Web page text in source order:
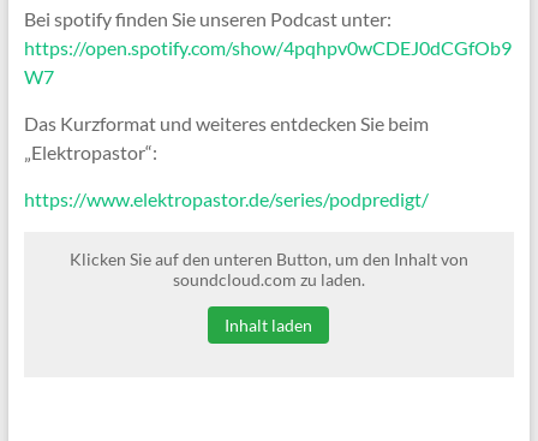
Bei spotify finden Sie unseren Podcast unter:
https://open.spotify.com/show/4pqhpv0wCDEJ0dCGfOb9
W7
Das Kurzformat und weiteres entdecken Sie beim
„Elektropastor“:
https://www.elektropastor.de/series/podpredigt/
Klicken Sie auf den unteren Button, um den Inhalt von
soundcloud.com zu laden.
Inhalt laden